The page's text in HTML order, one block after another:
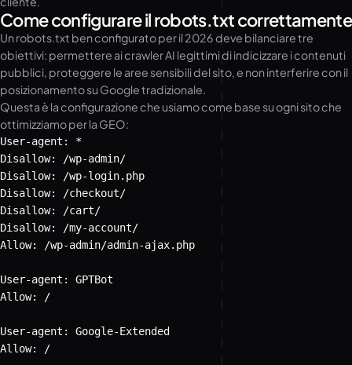
Come configurare il robots.txt correttamente
Un robots.txt ben configurato per il 2026 deve bilanciare tre
obiettivi: permettere ai crawler AI legittimi di indicizzare i contenuti
pubblici, proteggere le aree sensibili del sito, e non interferire con il
posizionamento su Google tradizionale.
Questa è la configurazione che usiamo come base su ogni sito che
ottimizziamo per la GEO:
User-agent: *
Disallow: /wp-admin/
Disallow: /wp-login.php
Disallow: /checkout/
Disallow: /cart/
Disallow: /my-account/
Allow: /wp-admin/admin-ajax.php
User-agent: GPTBot
Allow: /
User-agent: Google-Extended
Allow: /